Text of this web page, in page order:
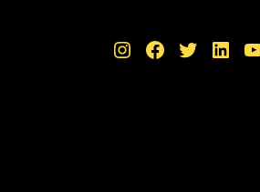
Instagram Facebook Twitter LinkedIn YouTube